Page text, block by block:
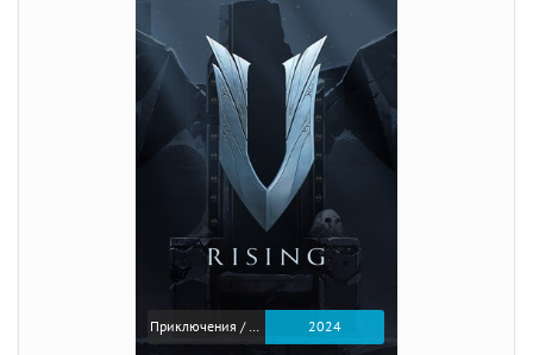
Приключения / Экшен 2024